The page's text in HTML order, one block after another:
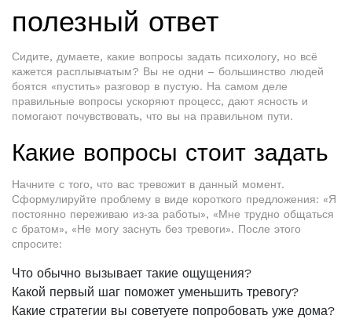
полезный ответ
Сидите, думаете, какие вопросы задать психологу, но всё
кажется расплывчатым? Вы не одни – большинство людей
боятся «пустить» разговор в пустую. На самом деле
правильные вопросы ускоряют процесс, дают ясность и
помогают почувствовать, что вы на правильном пути.
Какие вопросы стоит задать
Начните с того, что вас тревожит в данный момент.
Сформулируйте проблему в виде короткого предложения: «Я
постоянно переживаю из‑за работы», «Мне трудно общаться
с братом», «Не могу заснуть без тревоги». После этого
спросите:
Что обычно вызывает такие ощущения?
Какой первый шаг поможет уменьшить тревогу?
Какие стратегии вы советуете попробовать уже дома?